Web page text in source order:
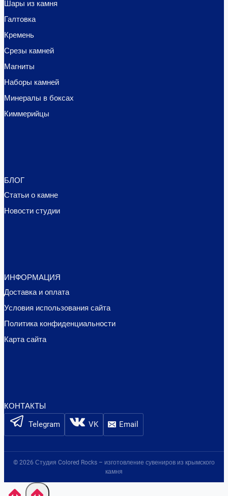
Шары из камня
Галтовка
Кремень
Срезы камней
Магниты
Наборы камней
Минералы в боксах
Киммерийцы
БЛОГ
Статьи о камне
Новости студии
ИНФОРМАЦИЯ
Доставка и оплата
Условия использования сайта
Политика конфиденциальности
Карта сайта
КОНТАКТЫ
Telegram VK Email
© 2026 Студия Colored Rocks – изготовление сувениров из крымского
камня